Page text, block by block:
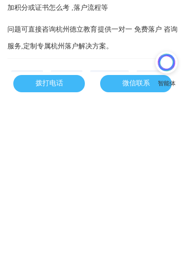
加积分或证书怎么考 ,落户流程等
问题可直接咨询杭州德立教育提供一对一 免费落户 咨询
服务,定制专属杭州落户解决方案。
杭州 积分 分数线 学历
微信联系
拨打电话